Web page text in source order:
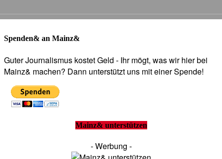
Spenden& an Mainz&
Guter Journalismus kostet Geld - Ihr mögt, was wir hier bei
Mainz& machen? Dann unterstützt uns mit einer Spende!
Mainz& unterstützen
- Werbung -